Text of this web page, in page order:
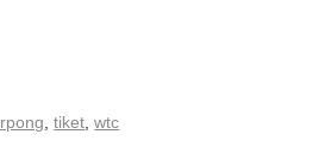
,tiket ,wtc